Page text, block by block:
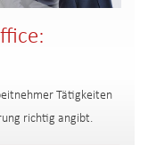
Tätigkeiten
richtig angibt.